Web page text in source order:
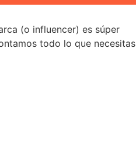
(o influencer) es súper
todo lo que necesitas